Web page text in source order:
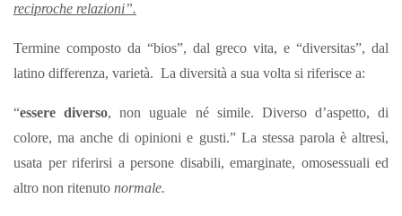
reciproche relazioni”.
Termine composto da “bios”, dal greco vita, e “diversitas”, dal
latino differenza, varietà. La diversità a sua volta si riferisce a:
“essere diverso, non uguale né simile. Diverso d’aspetto, di
colore, ma anche di opinioni e gusti.” La stessa parola è altresì,
usata per riferirsi a persone disabili, emarginate, omosessuali ed
altro non ritenuto normale.